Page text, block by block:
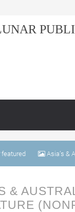
featured Asia’s &
&